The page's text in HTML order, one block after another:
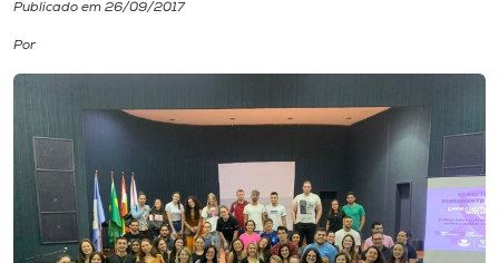
CPA
Biblioteca
Publicado em 26/09/2017
Por